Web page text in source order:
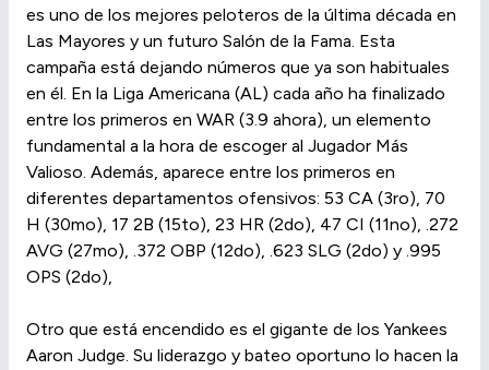
es uno de los mejores peloteros de la última década en
Las Mayores y un futuro Salón de la Fama. Esta
campaña está dejando números que ya son habituales
en él. En la Liga Americana (AL) cada año ha finalizado
entre los primeros en WAR (3.9 ahora), un elemento
fundamental a la hora de escoger al Jugador Más
Valioso. Además, aparece entre los primeros en
diferentes departamentos ofensivos: 53 CA (3ro), 70
H (30mo), 17 2B (15to), 23 HR (2do), 47 CI (11no), .272
AVG (27mo), .372 OBP (12do), .623 SLG (2do) y .995
OPS (2do),
Otro que está encendido es el gigante de los Yankees
Aaron Judge. Su liderazgo y bateo oportuno lo hacen la